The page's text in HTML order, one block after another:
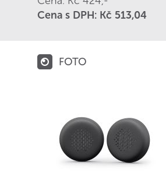
Cena s DPH: Kč 513,04
FOTO